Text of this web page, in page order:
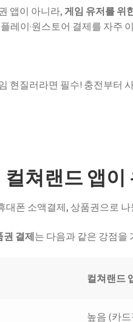
앱이 아니라,게임 유저를 위
레이·원스토어 결제를 자주
쳐랜드 앱이
대폰 소액결제, 상품권으로 나
권 결제는 다음과 같은 강점을
컬쳐랜드
높음 (카